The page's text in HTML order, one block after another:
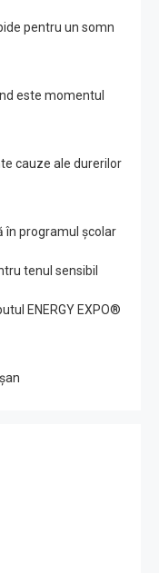
pentru un somn
este momentul
cauze ale durerilor
în programul școlar
tenul sensibil
ENERGY EXPO®